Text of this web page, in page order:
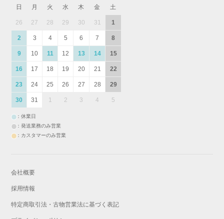
日
月 火 水 木 金 土
26 27 28 29 30 31 1
2 3 4 5 6 7 8
9 10 11 12 13 14 15
16 17 18 19 20 21 22
23 24 25 26 27 28 29
30 31 1 2 3 4 5
：休業日
：発送業務のみ営業
：カスタマーのみ営業
会社概要
採用情報
特定商取引法・古物営業法に基づく表記